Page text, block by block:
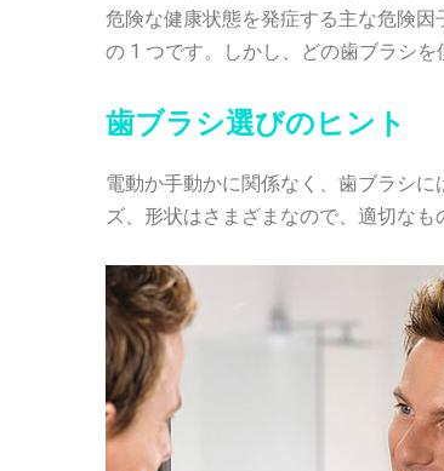
危険な健康状態を発症する主な危険
の 1 つです。しかし、どの歯ブラシ
歯ブラシ選びのヒント
電動か手動かに関係なく、歯ブラシ
ズ、形状はさまざまなので、適切な